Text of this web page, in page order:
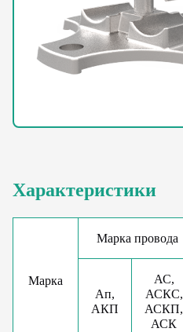
Характеристики
Марка
Марка провода
Aп,
АКП
АС,
АСКС,
АСКП,
АСК